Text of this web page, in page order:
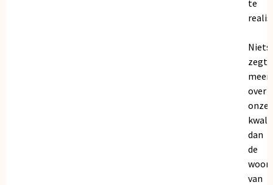
te
Niets
zegt
meer
over
onze
dan
de
van